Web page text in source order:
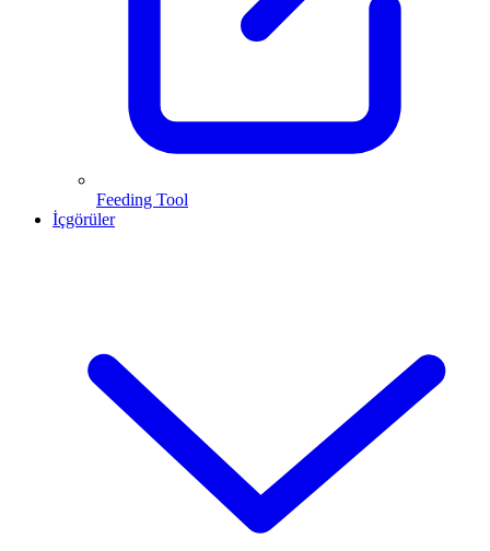
Feeding Tool
İçgörüler